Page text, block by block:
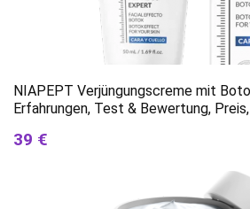
NIAPEPT Verjüngungscreme mit
Erfahrungen, Test & Bewertung,
39 €